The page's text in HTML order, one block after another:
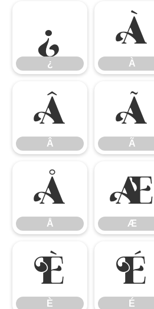
¿
¿
À
À
Â
Â
Ã
Ã
Å
Å
Æ
Æ
È
È
É
É